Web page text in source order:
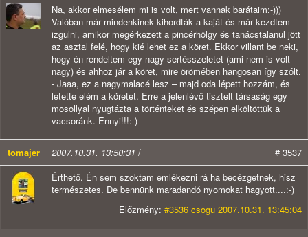
Na, akkor elmesélem mi is volt, mert vannak barátaim:-)))
Valóban már mindenkinek kihordták a kaját és már kezdtem
izgulni, amikor megérkezett a pincérhölgy és tanácstalanul jött
az asztal felé, hogy kié lehet ez a köret. Ekkor villant be neki,
hogy én rendeltem egy nagy sertésszeletet (ami nem is volt
nagy) és ahhoz jár a köret, mire örömében hangosan így szólt.
- Jaaa, ez a nagymalacé lesz – majd oda lépett hozzám, és
letette elém a köretet. Erre a jelenlévő tisztelt társaság egy
mosollyal nyugtázta a történteket és szépen elköltöttük a
vacsoránk. Ennyi!!!:-)
tomajer 2007.10.31. 13:50:31 /
# 3537
Érthető. Én sem szoktam emlékezni rá ha becézgetnek, hisz
természetes. De bennünk maradandó nyomokat hagyott....:-)
Előzmény: #3536 csogu 2007.10.31. 13:45:04